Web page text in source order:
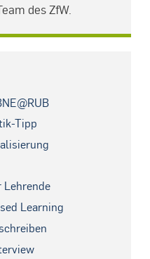
des ZfW.
Tipp
Lehrende
Learning